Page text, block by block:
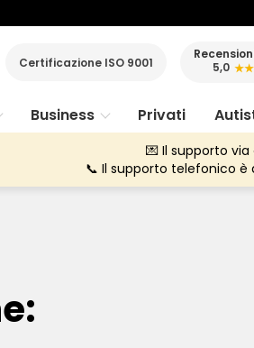
Certificazione ISO 9001
5,0
Business Privati
💌 Il supporto
📞 Il supporto telefonico è